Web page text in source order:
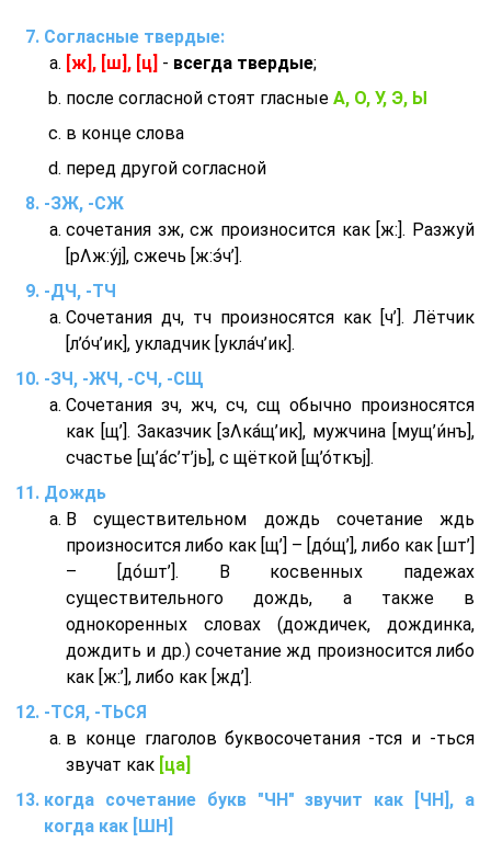
Согласные твердые:
[ж], [ш], [ц] - всегда твердые;
после согласной стоят гласные А, О, У, Э, Ы
в конце слова
перед другой согласной
-ЗЖ, -СЖ
сочетания зж, сж произносится как [ж:]. Разжуй
[рΛж:у́j], сжечь [ж:э́ч’].
-ДЧ, -ТЧ
Сочетания дч, тч произносятся как [ч’]. Лётчик
[л’о́ч’ик], укладчик [укла́ч’ик].
-ЗЧ, -ЖЧ, -СЧ, -СЩ
Сочетания зч, жч, сч, сщ обычно произносятся
как [щ’]. Заказчик [зΛка́щ’ик], мужчина [мущ’и́нъ],
счастье [щ’а́с’т’jь], с щёткой [щ’о́ткъj].
Дождь
В существительном дождь сочетание ждь
произносится либо как [щ’] – [до́щ’], либо как [шт’]
– [до́шт’]. В косвенных падежах
существительного дождь, а также в
однокоренных словах (дождичек, дождинка,
дождить и др.) сочетание жд произносится либо
как [ж:’], либо как [жд’].
-ТСЯ, -ТЬСЯ
в конце глаголов буквосочетания -тся и -ться
звучат как [ца]
когда сочетание букв "ЧН" звучит как [ЧН], а
когда как [ШН]